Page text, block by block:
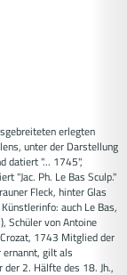
erlegten
unter der Darstellung
datiert "... 1745",
"Jac. Ph. Le Bas Sculp."
Fleck, hinter Glas
auch Le Bas,
Schüler von Antoine
1743 Mitglied der
gilt als
2. Hälfte des 18. Jh.,